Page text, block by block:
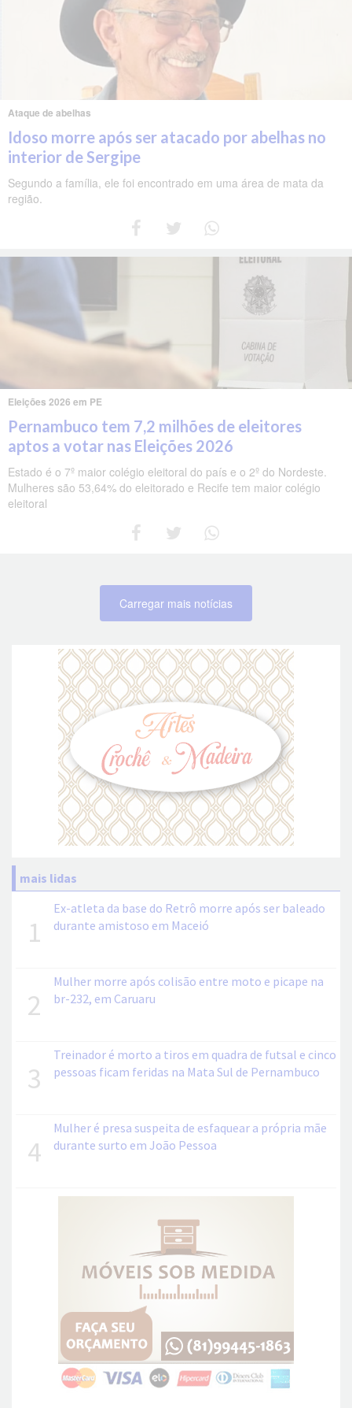
Ataque de abelhas
Idoso morre após ser atacado por abelhas no
interior de Sergipe
Segundo a família, ele foi encontrado em uma área de mata da
região.
Eleições 2026 em PE
Pernambuco tem 7,2 milhões de eleitores
aptos a votar nas Eleições 2026
Estado é o 7º maior colégio eleitoral do país e o 2º do Nordeste.
Mulheres são 53,64% do eleitorado e Recife tem maior colégio
eleitoral
Carregar mais notícias
mais lidas
1
Ex-atleta da base do Retrô morre após ser baleado
durante amistoso em Maceió
2
Mulher morre após colisão entre moto e picape na
br-232, em Caruaru
3
Treinador é morto a tiros em quadra de futsal e cinco
pessoas ficam feridas na Mata Sul de Pernambuco
4
Mulher é presa suspeita de esfaquear a própria mãe
durante surto em João Pessoa